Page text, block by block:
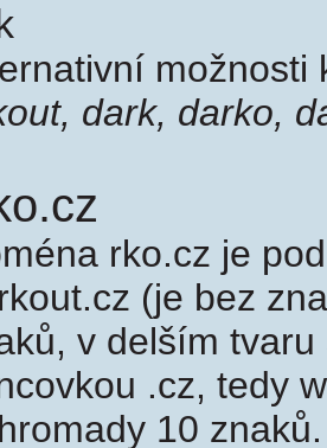
možnosti
dark, darko,
rko.cz je
(je bez
v delším
.cz, tedy
10